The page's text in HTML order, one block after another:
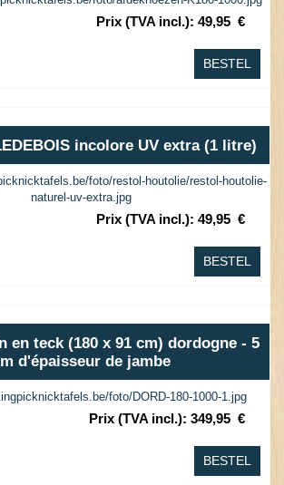
Prix (TVA incl.): 49,95 €
BESTEL
incolore UV extra (1 litre)
Prix (TVA incl.): 49,95 €
BESTEL
en teck (180 x 91 cm) dordogne - 5
d'épaisseur de jambe
Prix (TVA incl.): 349,95 €
BESTEL